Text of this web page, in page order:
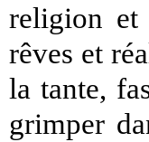
religion et
rêves et
la tante,
grimper